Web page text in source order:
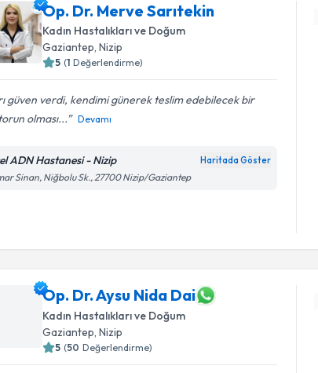
Op. Dr. Merve Sarıtekin
Kadın Hastalıkları ve Doğum
Gaziantep, Nizip
5 (1 Değerlendirme)
güven verdi, kendimi günerek teslim edebilecek bir
olması...
Devamı
ADN Hastanesi - Nizip Haritada Göster
Sinan, Niğbolu Sk., 27700 Nizip/Gaziantep
Op. Dr. Aysu Nida Dai
Kadın Hastalıkları ve Doğum
Gaziantep , Nizip
5 (50 Değerlendirme)